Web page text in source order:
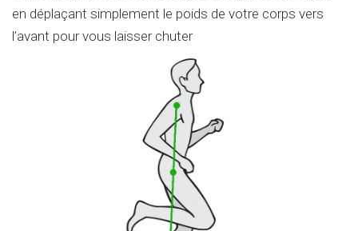
en déplaçant simplement le poids de votre corps vers
l’avant pour vous laisser chuter